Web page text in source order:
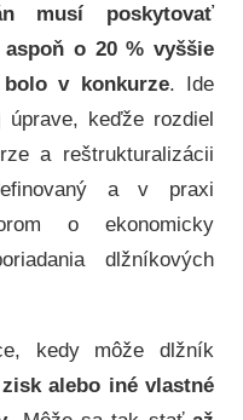
musí poskytovať
aspoň o 20 % vyššie
v konkurze. Ide
keďže rozdiel
a reštrukturalizácii
a v praxi
o ekonomicky
dlžníkových
kedy môže dlžník
alebo iné vlastné